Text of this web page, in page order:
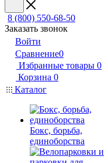
8 (800) 550-68-50
Заказать звонок
Войти
Сравнение0
Избранные товары 0
Корзина 0
Каталог
Бокс, борьба,
единоборства